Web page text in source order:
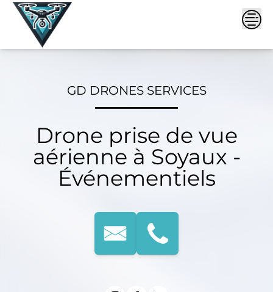
Skip
GD DRONES SERVICES
Drone prise de vue
aérienne à Soyaux -
Événementiels